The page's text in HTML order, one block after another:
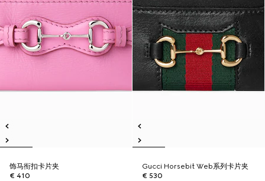
饰马衔扣卡片夹
€ 410
Gucci Horsebit Web系列卡片夹
€ 530